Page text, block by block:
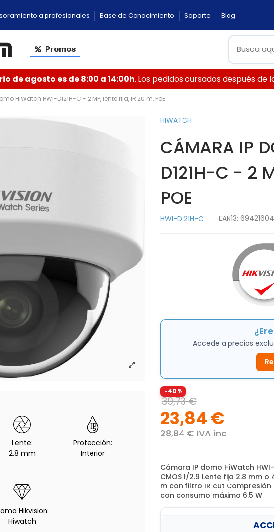
a profesionales Base de Conocimiento Soporte Blog
Promos
de agosto es de 8:00 a 14:00h. Los pedidos cursados después de
HiWatch HWI-D121H-C - 2 MP, lente fija, IR 20 m, PoE
Lente:
2,8 mm
Protección:
Interior
Hikvision:
Hiwatch
HIWATCH
CÁMARA IP
D121H-C - 2
POE
HWI-D121H-C EAN13:
Accede a precios
-40%
39,73 €
23,84 €
28,84 € IVA inc
Cámara IP domo HiWatch HWI-
CMOS 1/2.9 Lente fija 2.8 mm
m con filtro IR cut Compresión
con consumo máximo 6.5 W